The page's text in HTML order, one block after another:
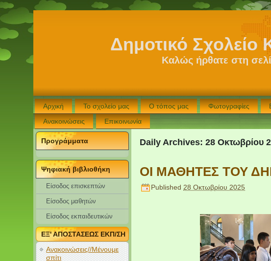
Δημοτικό Σχολείο
Καλώς ήρθατε στη
Αρχική Το σχολείο μας Ο τόπος μας Φωτογραφίες
Ανακοινώσεις
Επικοινωνία
Προγράμματα
Ψηφιακή βιβλιοθήκη
Είσοδος επισκεπτών
Eίσοδος μαθητών
Είσοδος εκπαιδευτικών
ΕΞ' ΑΠΟΣΤΑΣΕΩΣ ΕΚΠ/ΣΗ
Ανακοινώσεις//Μένουμε
σπίτι
Daily Archives:28 Οκτωβρίου
ΟΙ ΜΑΘΗΤΕΣ ΤΟΥ
Published 28 Οκτωβρίου 2025